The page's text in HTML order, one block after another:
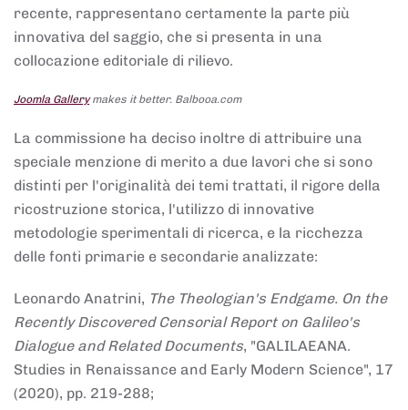
recente, rappresentano certamente la parte più
innovativa del saggio, che si presenta in una
collocazione editoriale di rilievo.
Joomla Gallerymakes it better. Balbooa.com
La commissione ha deciso inoltre di attribuire una
speciale menzione di merito a due lavori che si sono
distinti per l'originalità dei temi trattati, il rigore della
ricostruzione storica, l'utilizzo di innovative
metodologie sperimentali di ricerca, e la ricchezza
delle fonti primarie e secondarie analizzate:
Leonardo Anatrini, The Theologian's Endgame. On the
Recently Discovered Censorial Report on Galileo's
Dialogue and Related Documents, "GALILAEANA.
Studies in Renaissance and Early Modern Science", 17
(2020), pp. 219-288;